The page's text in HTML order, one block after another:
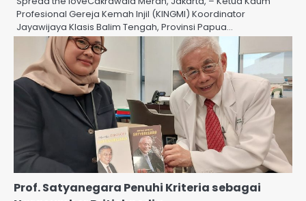
Profesional Gereja Kemah Injil (KINGMI) Koordinator
Jayawijaya Klasis Balim Tengah, Provinsi Papua…
Prof. Satyanegara Penuhi Kriteria sebagai